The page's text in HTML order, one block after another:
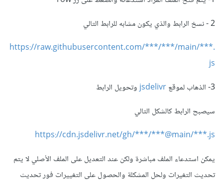
2 - نسخ الرابط والذي يكون مشابه للرابط التالي
https://raw.githubusercontent.com/***/***/main/***.
js
3- الذهاب لموقع
jsdelivrوتحويل الرابط
سيصبح الرابط كالشكل التالي
https://cdn.jsdelivr.net/gh/***/***@main/***.js
يمكن استدعاء الملف مباشرة ولكن عند التعديل على الملف الأصلي لا يتم
تحديث التغيرات ولحل المشكلة والحصول على التغييرات فور تحديث